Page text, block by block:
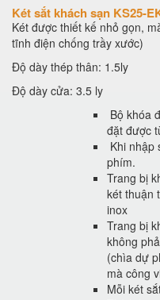
Két sắt khách sạn KS25-
Két được thiết kế nhỏ gọn,
tĩnh điện chống trầy xước)
Độ dày thép thân: 1.5ly
Độ dày cửa: 3.5 ly
Bộ khóa
đặt được
Khi nhập
phím.
Trang bị
két thuận
inox
Trang bị
không
(chìa dự
mà công
Mỗi két